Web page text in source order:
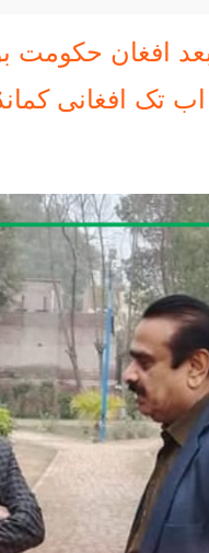
افغان حکومت
کمانڈرز سمیت 40